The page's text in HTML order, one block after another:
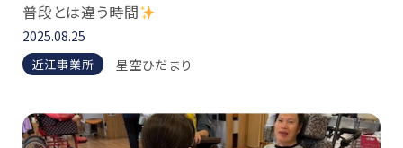
普段とは違う時間
2025.08.25
近江事業所 星空ひだまり